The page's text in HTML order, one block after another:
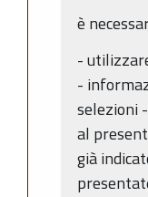
è
-
-
selezioni
al
già